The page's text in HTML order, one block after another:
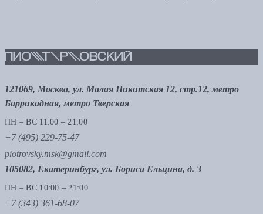
121069, Москва, ул. Малая Никитская 12, стр.12, метро
Баррикадная, метро Тверская
ПН – ВС 11:00 – 21:00
+7 (495) 229-75-47
piotrovsky.msk@gmail.com
105082, Екатеринбург, ул. Бориса Ельцина, д. 3
ПН – ВС 10:00 – 21:00
+7 (343) 361-68-07